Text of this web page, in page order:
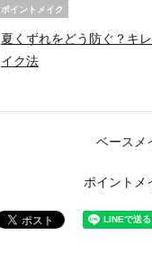
ポイントメイク
夏くずれをどう防ぐ？キ
イク法
ベースメ
ポイントメ